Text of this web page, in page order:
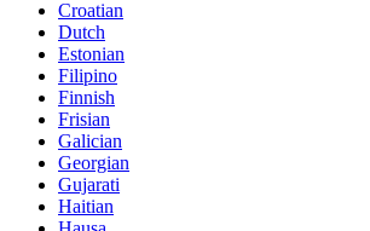
Croatian
Dutch
Estonian
Filipino
Finnish
Frisian
Galician
Georgian
Gujarati
Haitian